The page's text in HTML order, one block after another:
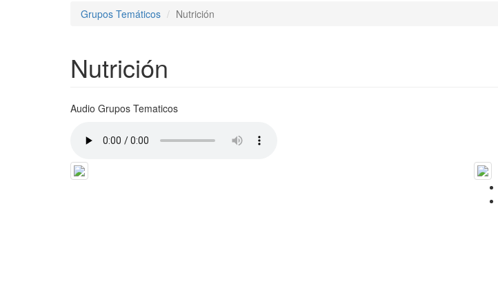
Grupos Temáticos
Nutrición
Nutrición
Audio Grupos Tematicos